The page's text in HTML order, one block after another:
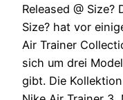
Released @
Size? hat vor
Air Trainer
sich um drei
gibt. Die